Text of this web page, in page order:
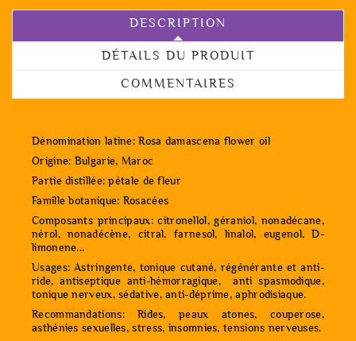
DESCRIPTION
DÉTAILS DU PRODUIT
COMMENTAIRES
Dénomination latine: Rosa damascena flower oil
Origine: Bulgarie, Maroc
Partie distillée: pétale de fleur
Famille botanique: Rosacées
Composants principaux: citronellol, géraniol, nonadécane,
nérol, nonadécène, citral, farnesol, linalol, eugenol, D-
limonene...
Usages: Astringente, tonique cutané, régénérante et anti-
ride, antiseptique anti-hémorragique, anti spasmodique,
tonique nerveux, sédative, anti-déprime, aphrodisiaque.
Recommandations: Rides, peaux atones, couperose,
asthénies sexuelles, stress, insomnies, tensions nerveuses.